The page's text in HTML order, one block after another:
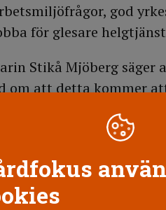
god
för glesare
Stikå Mjöberg säger
om att detta kommer
medarbetare.